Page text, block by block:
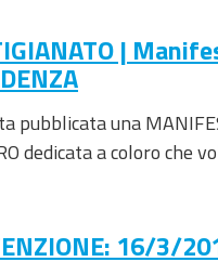
|
pubblicata una
dedicata a coloro che
16/3/